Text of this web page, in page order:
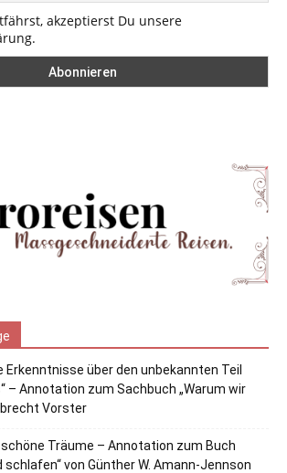
akzeptierst Du unsere
Erkenntnisse über den unbekannten Teil
– Annotation zum Sachbuch „Warum wir
Vorster
Träume – Annotation zum Buch
schlafen“ von Günther W. Amann-Jennson